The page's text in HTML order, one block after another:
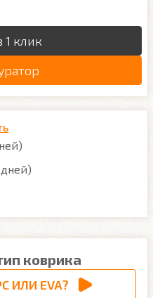
1 клик
коврика
ИЛИ EVA?